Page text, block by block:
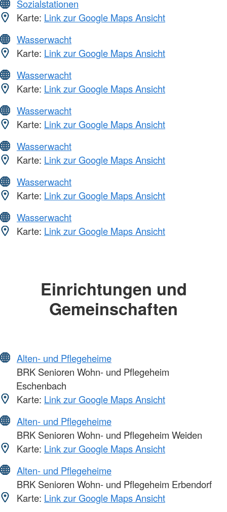
Sozialstationen
Karte: Link zur Google Maps Ansicht
Wasserwacht
Karte: Link zur Google Maps Ansicht
Wasserwacht
Karte: Link zur Google Maps Ansicht
Wasserwacht
Karte: Link zur Google Maps Ansicht
Wasserwacht
Karte: Link zur Google Maps Ansicht
Wasserwacht
Karte: Link zur Google Maps Ansicht
Wasserwacht
Karte: Link zur Google Maps Ansicht
Einrichtungen und
Gemeinschaften
Alten- und Pflegeheime
BRK Senioren Wohn- und Pflegeheim
Eschenbach
Karte: Link zur Google Maps Ansicht
Alten- und Pflegeheime
BRK Senioren Wohn- und Pflegeheim Weiden
Karte: Link zur Google Maps Ansicht
Alten- und Pflegeheime
BRK Senioren Wohn- und Pflegeheim Erbendorf
Karte: Link zur Google Maps Ansicht